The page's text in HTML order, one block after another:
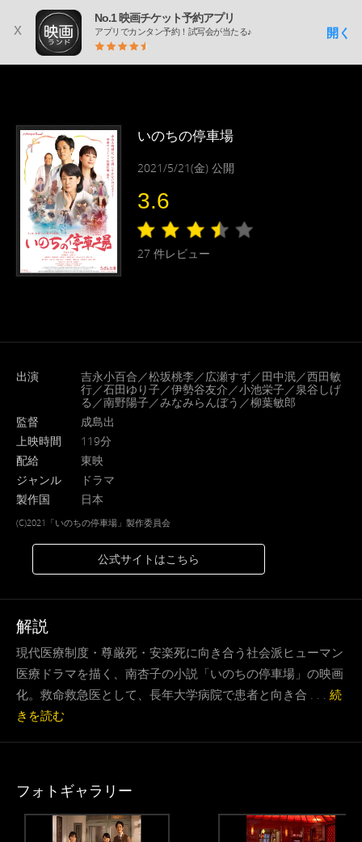
x
No.1 映画チケット予約アプリ
アプリでカンタン予約！試写会が当たる♪ 開く
いのちの停車場
2021/5/21(金) 公開
3.6
27 件レビュー
出演
吉永小百合／松坂桃李／広瀬すず／田中泯／西田敏
行／石田ゆり子／伊勢谷友介／小池栄子／泉谷しげ
る／南野陽子／みなみらんぼう／柳葉敏郎
監督
成島出
上映時間
119分
配給
東映
ジャンル
ドラマ
製作国
日本
(C)2021「いのちの停車場」製作委員会
公式サイトはこちら
解説
現代医療制度・尊厳死・安楽死に向き合う社会派ヒューマン
医療ドラマを描く、南杏子の小説「いのちの停車場」の映画
化。救命救急医として、長年大学病院で患者と向き合 . . . 続
きを読む
フォトギャラリー